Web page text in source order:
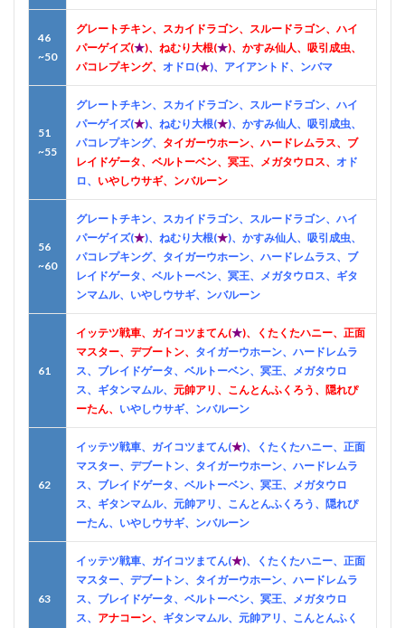
46
~50
グレートチキン、スカイドラゴン、スルードラゴン、ハイ
パーゲイズ(★)、ねむり大根(★)、かすみ仙人、吸引成虫、
パコレプキング、 オドロ(★)、アイアントド、ンバマ
51
~55
グレートチキン、スカイドラゴン、スルードラゴン、ハイ
パーゲイズ(★)、ねむり大根(★)、かすみ仙人、吸引成虫、
パコレプキング、 タイガーウホーン、ハードレムラス、ブ
レイドゲータ、ベルトーベン、冥王、メガタウロス、 オド
ロ、 いやしウサギ、ンバルーン
56
~60
グレートチキン、スカイドラゴン、スルードラゴン、ハイ
パーゲイズ(★)、ねむり大根(★)、かすみ仙人、吸引成虫、
パコレプキング、タイガーウホーン、ハードレムラス、ブ
レイドゲータ、ベルトーベン、冥王、メガタウロス、ギタ
ンマムル、いやしウサギ、ンバルーン
61
イッテツ戦車、ガイコツまてん(★)、くたくたハニー、正面
マスター、デブートン、 タイガーウホーン、ハードレムラ
ス、ブレイドゲータ、ベルトーベン、冥王、メガタウロ
ス、ギタンマムル、 元帥アリ、こんとんふくろう、隠れぴ
ーたん、 いやしウサギ、ンバルーン
62
イッテツ戦車、ガイコツまてん(★)、くたくたハニー、正面
マスター、デブートン、タイガーウホーン、ハードレムラ
ス、ブレイドゲータ、ベルトーベン、冥王、メガタウロ
ス、ギタンマムル、元帥アリ、こんとんふくろう、隠れぴ
ーたん、いやしウサギ、ンバルーン
63
イッテツ戦車、ガイコツまてん(★)、くたくたハニー、正面
マスター、デブートン、タイガーウホーン、ハードレムラ
ス、ブレイドゲータ、ベルトーベン、冥王、メガタウロ
ス、 アナコーン、 ギタンマムル、元帥アリ、こんとんふく